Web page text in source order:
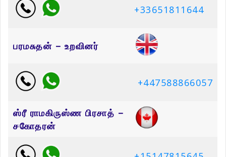
+33651811644
பரமசுதன் – உறவினர்
+447588866057
ஸ்ரீ ராமகிருஸ்ண பிரசாத் –
சகோதரன்